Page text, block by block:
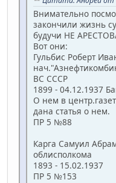
Внимательно
закончили жизнь
будучи НЕ
Вот они:
Гульбис Роберт
ВС СССР
1899 - 04.12.1937
О нем в
дана статья о нем.
ПР 5 №88
Карга Самуил
облисполкома
1893 - 15.02.1937
ПР 5 №153